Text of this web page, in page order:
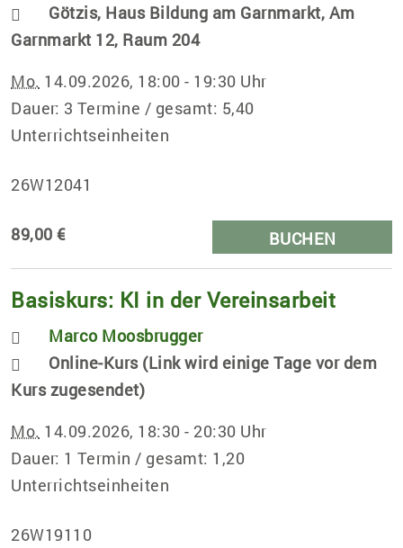
Götzis, Haus Bildung am Garnmarkt, Am
Garnmarkt 12, Raum 204
Mo. 14.09.2026, 18:00 - 19:30 Uhr
Dauer: 3 Termine / gesamt: 5,40
Unterrichtseinheiten
26W12041
89,00 € BUCHEN
Basiskurs: KI in der Vereinsarbeit
Marco Moosbrugger
Online-Kurs (Link wird einige Tage vor dem
Kurs zugesendet)
Mo. 14.09.2026, 18:30 - 20:30 Uhr
Dauer: 1 Termin / gesamt: 1,20
Unterrichtseinheiten
26W19110